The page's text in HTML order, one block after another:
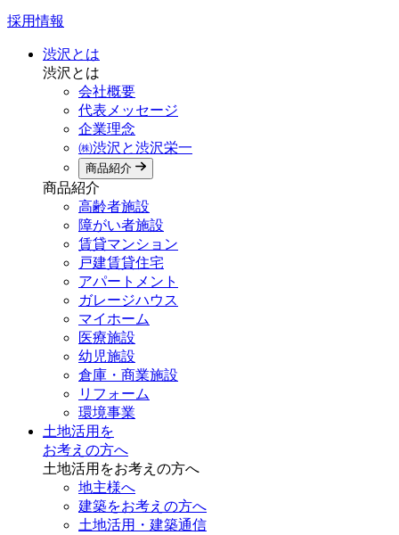
採用情報
渋沢とは
渋沢とは
会社概要
代表メッセージ
企業理念
㈱渋沢と渋沢栄一
商品紹介
商品紹介
高齢者施設
障がい者施設
賃貸マンション
戸建賃貸住宅
アパートメント
ガレージハウス
マイホーム
医療施設
幼児施設
倉庫・商業施設
リフォーム
環境事業
土地活用を
お考えの方へ
土地活用をお考えの方へ
地主様へ
建築をお考えの方へ
土地活用・建築通信